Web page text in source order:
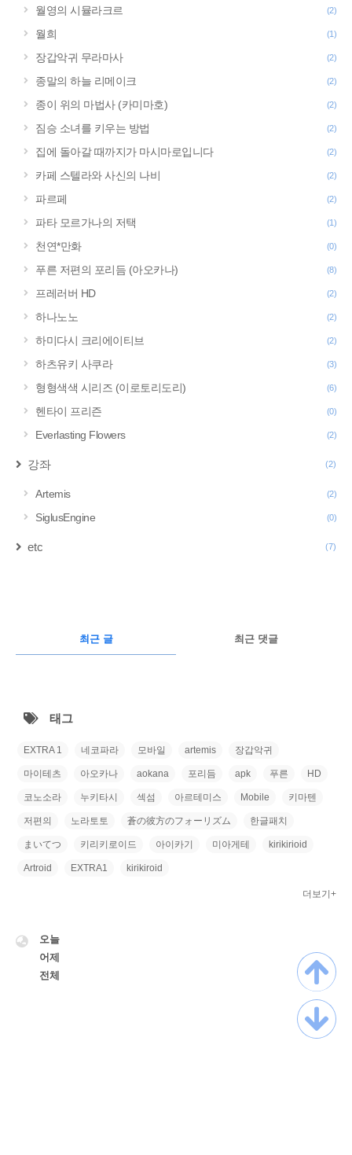
월영의 시뮬라크르 (2)
월희 (1)
장갑악귀 무라마사 (2)
종말의 하늘 리메이크 (2)
종이 위의 마법사 (카미마호) (2)
짐승 소녀를 키우는 방법 (2)
집에 돌아갈 때까지가 마시마로입니다 (2)
카페 스텔라와 사신의 나비 (2)
파르페 (2)
파타 모르가나의 저택 (1)
천연*만화 (0)
푸른 저편의 포리듬 (아오카나) (8)
프레러버 HD (2)
하나노노 (2)
하미다시 크리에이티브 (2)
하츠유키 사쿠라 (3)
형형색색 시리즈 (이로토리도리) (6)
헨타이 프리즌 (0)
Everlasting Flowers (2)
강좌 (2)
Artemis (2)
SiglusEngine (0)
etc (7)
최근 글 최근 댓글
글
태그
EXTRA 1 네코파라 모바일 artemis 장갑악귀
마이테츠 아오카나 aokana 포리듬 apk 푸른 HD
코노소라 누키타시 섹섬 아르테미스 Mobile 키마텐
저편의 노라토토 蒼の彼方のフォーリズム 한글패치
まいてつ 키리키로이드 아이카기 미아게테 kirikirioid
Artroid EXTRA1 kirikiroid
더보기+
VISITOR
오늘
어제
전체